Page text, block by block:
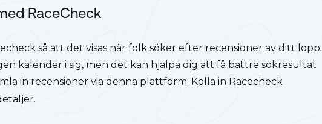
RaceCheck
så att det visas när folk söker efter recensioner av ditt lopp.
kalender i sig, men det kan hjälpa dig att få bättre sökresultat
in recensioner via denna plattform. Kolla in Racecheck